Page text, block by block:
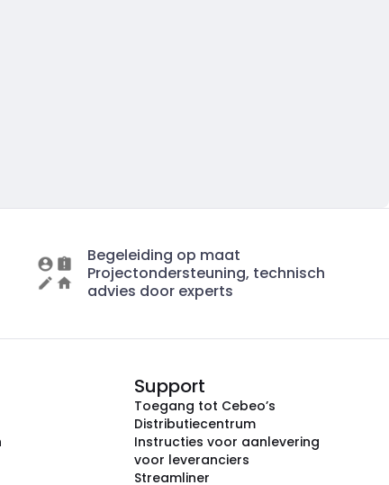
Begeleiding op maat
Projectondersteuning, technisch
advies door experts
Support
Toegang tot Cebeo’s
Distributiecentrum
Instructies voor aanlevering
voor leveranciers
Streamliner